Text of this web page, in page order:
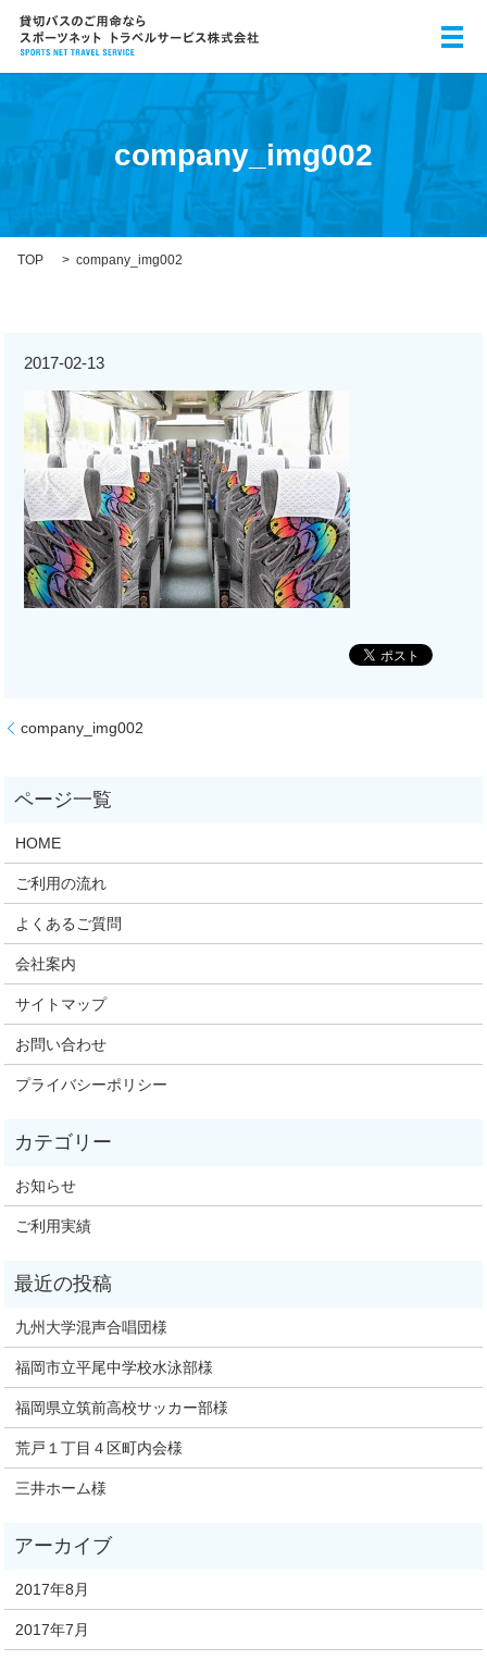
メ
company_img002
TOP company_img002
2017-02-13
company_img002
HOME
ご利用の流れ
よくあるご質問
会社案内
サイトマップ
お問い合わせ
プライバシーポリシー
お知らせ
ご利用実績
九州大学混声合唱団様
福岡市立平尾中学校水泳部様
福岡県立筑前高校サッカー部様
荒戸１丁目４区町内会様
三井ホーム様
2017年8月
2017年7月